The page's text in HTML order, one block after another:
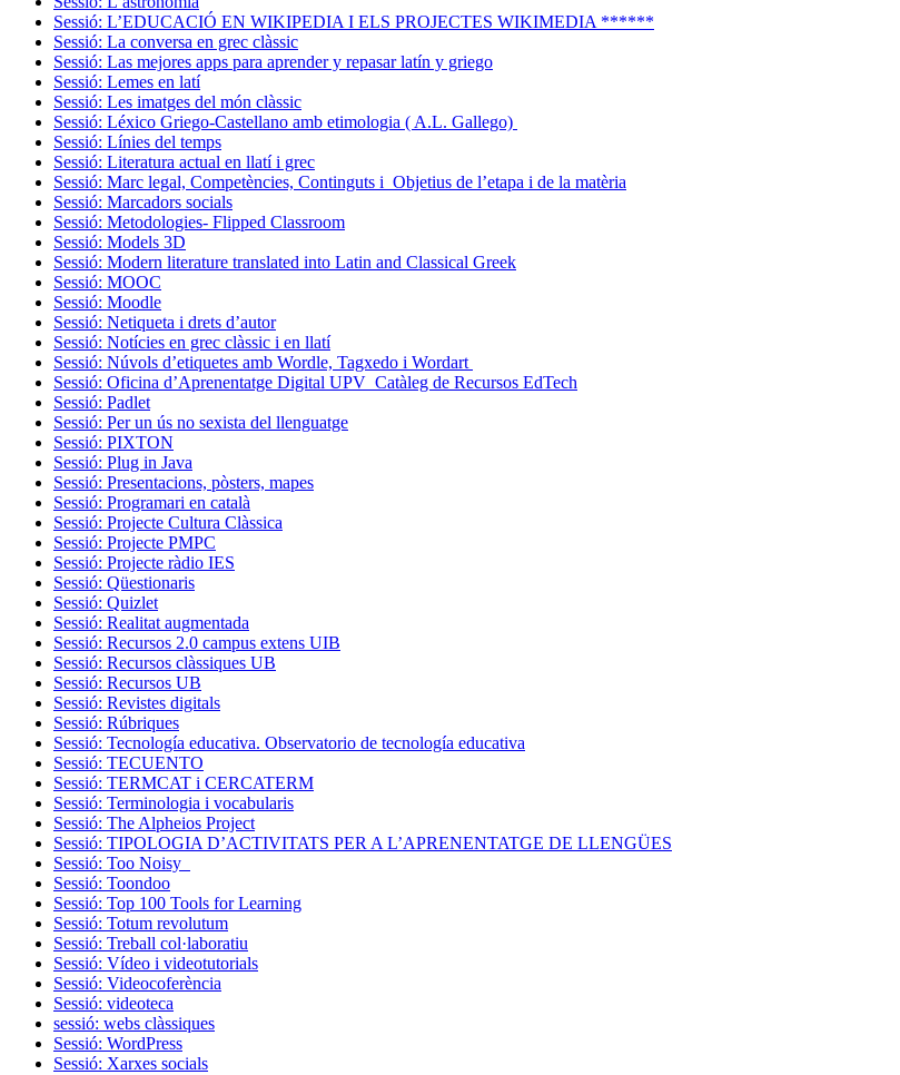
Sessió: L’EDUCACIÓ EN WIKIPEDIA I ELS PROJECTES WIKIMEDIA ******
Sessió: La conversa en grec clàssic
Sessió: Las mejores apps para aprender y repasar latín y griego
Sessió: Lemes en latí
Sessió: Les imatges del món clàssic
Sessió: Léxico Griego-Castellano amb etimologia ( A.L. Gallego)
Sessió: Línies del temps
Sessió: Literatura actual en llatí i grec
Sessió: Marc legal, Competències, Continguts i Objetius de l’etapa i de la matèria
Sessió: Marcadors socials
Sessió: Metodologies- Flipped Classroom
Sessió: Models 3D
Sessió: Modern literature translated into Latin and Classical Greek
Sessió: MOOC
Sessió: Moodle
Sessió: Netiqueta i drets d’autor
Sessió: Notícies en grec clàssic i en llatí
Sessió: Núvols d’etiquetes amb Wordle, Tagxedo i Wordart
Sessió: Oficina d’Aprenentatge Digital UPV_Catàleg de Recursos EdTech
Sessió: Padlet
Sessió: Per un ús no sexista del llenguatge
Sessió: PIXTON
Sessió: Plug in Java
Sessió: Presentacions, pòsters, mapes
Sessió: Programari en català
Sessió: Projecte Cultura Clàssica
Sessió: Projecte PMPC
Sessió: Projecte ràdio IES
Sessió: Qüestionaris
Sessió: Quizlet
Sessió: Realitat augmentada
Sessió: Recursos 2.0 campus extens UIB
Sessió: Recursos clàssiques UB
Sessió: Recursos UB
Sessió: Revistes digitals
Sessió: Rúbriques
Sessió: Tecnología educativa. Observatorio de tecnología educativa
Sessió: TECUENTO
Sessió: TERMCAT i CERCATERM
Sessió: Terminologia i vocabularis
Sessió: The Alpheios Project
Sessió: TIPOLOGIA D’ACTIVITATS PER A L’APRENENTATGE DE LLENGÜES
Sessió: Too Noisy
Sessió: Toondoo
Sessió: Top 100 Tools for Learning
Sessió: Totum revolutum
Sessió: Treball col·laboratiu
Sessió: Vídeo i videotutorials
Sessió: Videocoferència
Sessió: videoteca
sessió: webs clàssiques
Sessió: WordPress
Sessió: Xarxes socials